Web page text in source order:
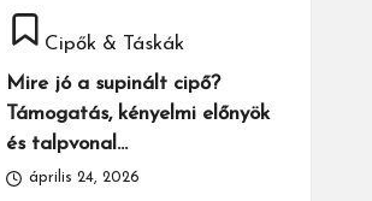
Cipők & Táskák
Mire jó a supinált cipő?
Támogatás, kényelmi előnyök
és talpvonal…
április 24, 2026